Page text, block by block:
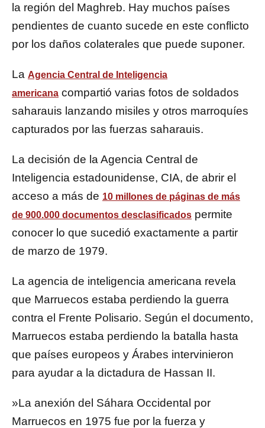
la región del Maghreb. Hay muchos países
pendientes de cuanto sucede en este conflicto
por los daños colaterales que puede suponer.
La Agencia Central de Inteligencia
americana compartió varias fotos de soldados
saharauis lanzando misiles y otros marroquíes
capturados por las fuerzas saharauis.
La decisión de la Agencia Central de
Inteligencia estadounidense, CIA, de abrir el
acceso a más de 10 millones de páginas de más
de 900.000 documentos desclasificados permite
conocer lo que sucedió exactamente a partir
de marzo de 1979.
La agencia de inteligencia americana revela
que Marruecos estaba perdiendo la guerra
contra el Frente Polisario. Según el documento,
Marruecos estaba perdiendo la batalla hasta
que países europeos y Árabes intervinieron
para ayudar a la dictadura de Hassan II.
»La anexión del Sáhara Occidental por
Marruecos en 1975 fue por la fuerza y